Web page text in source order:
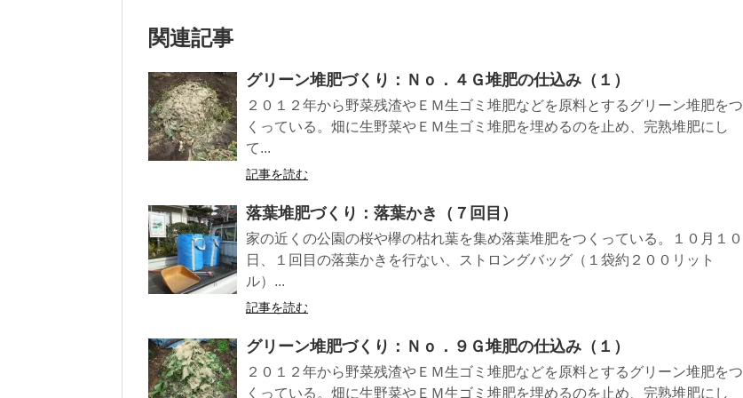
関連記事
グリーン堆肥づくり：Ｎｏ．４Ｇ堆肥の仕込み（１）
２０１２年から野菜残渣やＥＭ生ゴミ堆肥などを原料とするグリーン堆肥をつ
くっている。畑に生野菜やＥＭ生ゴミ堆肥を埋めるのを止め、完熟堆肥にし
て...
記事を読む
落葉堆肥づくり：落葉かき（７回目）
家の近くの公園の桜や欅の枯れ葉を集め落葉堆肥をつくっている。１０月１０
日、１回目の落葉かきを行ない、ストロングバッグ（１袋約２００リット
ル）...
記事を読む
グリーン堆肥づくり：Ｎｏ．９Ｇ堆肥の仕込み（１）
２０１２年から野菜残渣やＥＭ生ゴミ堆肥などを原料とするグリーン堆肥をつ
くっている。畑に生野菜やＥＭ生ゴミ堆肥を埋めるのを止め、完熟堆肥にし